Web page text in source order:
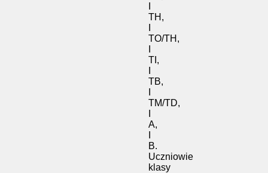
TH,
TO/TH,
TI,
TB,
TM/TD,
A,
B.
Uczniowie
klasy